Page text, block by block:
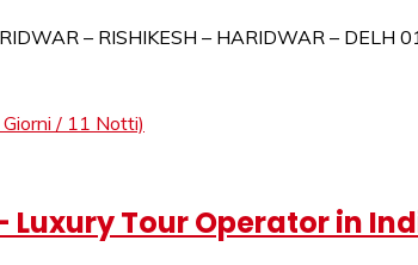
– RISHIKESH – HARIDWAR – DELH
Tour Operator in